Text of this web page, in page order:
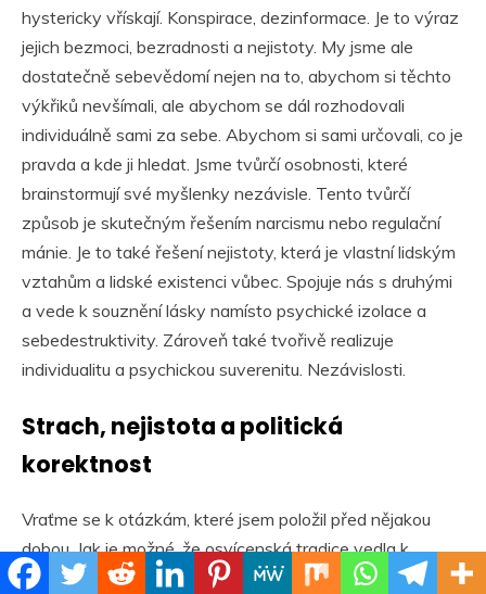
hystericky vřískají. Konspirace, dezinformace. Je to výraz
jejich bezmoci, bezradnosti a nejistoty. My jsme ale
dostatečně sebevědomí nejen na to, abychom si těchto
výkřiků nevšímali, ale abychom se dál rozhodovali
individuálně sami za sebe. Abychom si sami určovali, co je
pravda a kde ji hledat. Jsme tvůrčí osobnosti, které
brainstormují své myšlenky nezávisle. Tento tvůrčí
způsob je skutečným řešením narcismu nebo regulační
mánie. Je to také řešení nejistoty, která je vlastní lidským
vztahům a lidské existenci vůbec. Spojuje nás s druhými
a vede k souznění lásky namísto psychické izolace a
sebedestruktivity. Zároveň také tvořivě realizuje
individualitu a psychickou suverenitu. Nezávislosti.
Strach, nejistota a politická
korektnost
Vraťme se k otázkám, které jsem položil před nějakou
dobou. Jak je možné, že osvícenská tradice vedla k
většímu strachu a nejistotě, nakonec k hyperpřísné